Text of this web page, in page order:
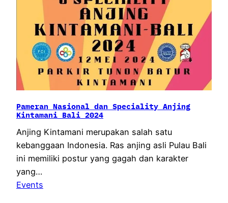
Pameran Nasional dan Speciality Anjing
Kintamani Bali 2024
Anjing Kintamani merupakan salah satu
kebanggaan Indonesia. Ras anjing asli Pulau Bali
ini memiliki postur yang gagah dan karakter
yang…
Events